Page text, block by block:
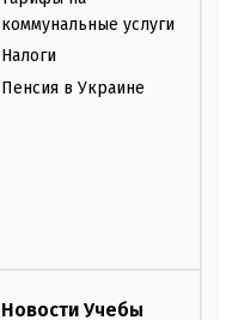
коммунальные услуги
Налоги
Пенсия в Украине
Новости Учебы